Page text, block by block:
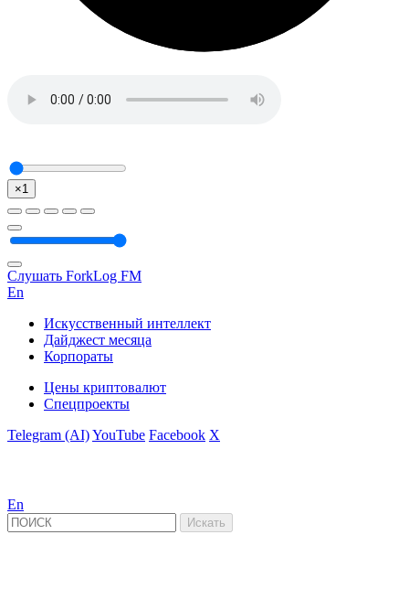
×1
Слушать ForkLog FM
En
Искусственный интеллект
Дайджест месяца
Корпораты
Цены криптовалют
Спецпроекты
Telegram (AI)YouTube Facebook X
En